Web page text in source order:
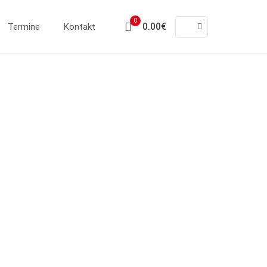
Termine Kontakt
0
0.00€